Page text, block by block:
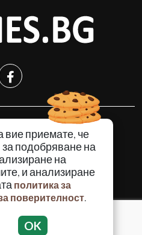
вие приемате, че
за подобряване на
на
и анализиране
политика за
поверителност.
OK
ТЕМИ
на част или цялото